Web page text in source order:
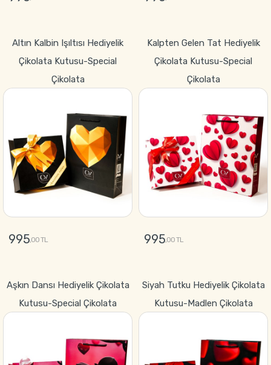
Altın Kalbin Işıltısı Hediyelik
Çikolata Kutusu-Special
Çikolata
995,00 TL
Kalpten Gelen Tat Hediyelik
Çikolata Kutusu-Special
Çikolata
995,00 TL
Aşkın Dansı Hediyelik Çikolata
Kutusu-Special Çikolata
Siyah Tutku Hediyelik Çikolata
Kutusu-Madlen Çikolata